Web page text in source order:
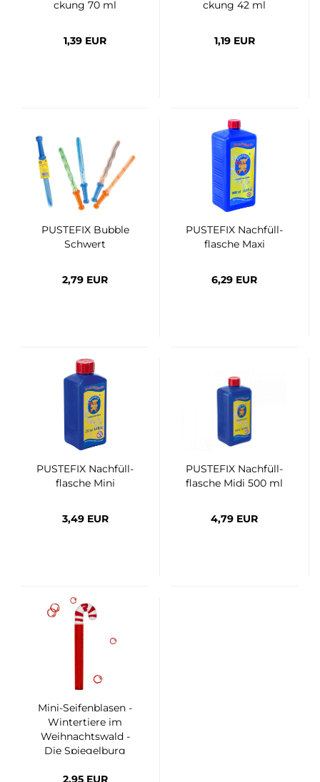
ckung 70 ml
1,39 EUR
ckung 42 ml
1,19 EUR
PUS­TE­FIX Bub­ble
Schwert
2,79 EUR
PUS­TE­FIX Nach­füll­
fla­sche Maxi
6,29 EUR
PUS­TE­FIX Nach­füll­
fla­sche Mini
3,49 EUR
PUS­TE­FIX Nach­füll­
fla­sche Midi 500 ml
4,79 EUR
Mini-​Sei­fen­bla­sen -
Win­ter­tie­re im
Weih­nachts­wald -
Die Spie­gel­burg
2,95 EUR